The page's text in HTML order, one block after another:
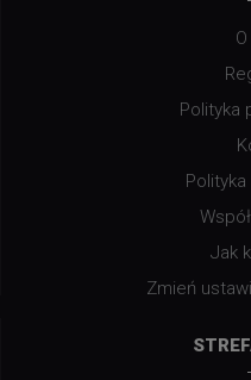
Polityka
Jak
Zmień